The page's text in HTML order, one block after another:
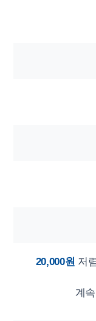
20,000원 저
계속